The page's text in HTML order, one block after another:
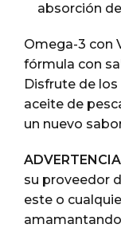
absorción
Omega-3 con
fórmula con
Disfrute de
aceite de
un nuevo
su proveedor
este o